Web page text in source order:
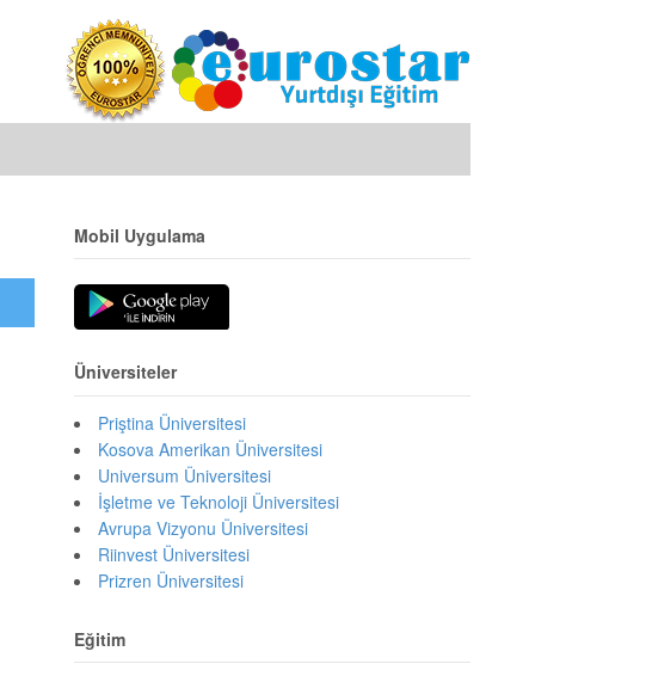
Mobil Uygulama
Üniversiteler
Priştina Üniversitesi
Kosova Amerikan Üniversitesi
Universum Üniversitesi
İşletme ve Teknoloji Üniversitesi
Avrupa Vizyonu Üniversitesi
Riinvest Üniversitesi
Prizren Üniversitesi
Eğitim